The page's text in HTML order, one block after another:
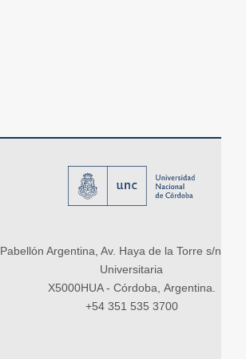
Pabellón Argentina, Av. Haya de la Torre s/n,
Universitaria
X5000HUA - Córdoba, Argentina.
+54 351 535 3700